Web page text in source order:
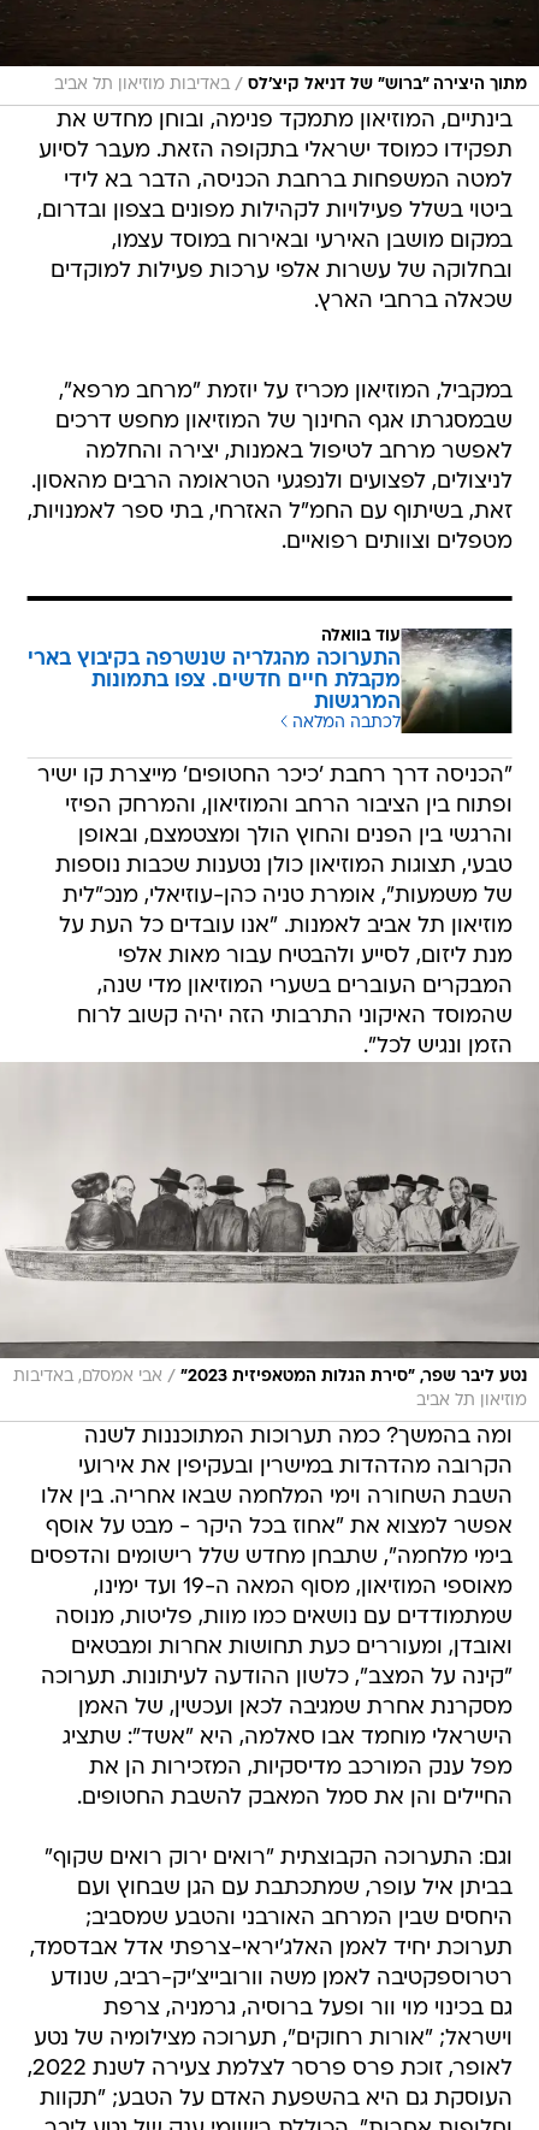
מתוך היצירה "ברוש" של דניאל קיצ'לס / באדיבות מוזיאון תל אביב
בינתיים, המוזיאון מתמקד פנימה, ובוחן מחדש את
תפקידו כמוסד ישראלי בתקופה הזאת. מעבר לסיוע
למטה המשפחות ברחבת הכניסה, הדבר בא לידי
ביטוי בשלל פעילויות לקהילות מפונים בצפון ובדרום,
במקום מושבן האירעי ובאירוח במוסד עצמו,
ובחלוקה של עשרות אלפי ערכות פעילות למוקדים
שכאלה ברחבי הארץ.
במקביל, המוזיאון מכריז על יוזמת "מרחב מרפא",
שבמסגרתו אגף החינוך של המוזיאון מחפש דרכים
לאפשר מרחב לטיפול באמנות, יצירה והחלמה
לניצולים, לפצועים ולנפגעי הטראומה הרבים מהאסון.
זאת, בשיתוף עם החמ"ל האזרחי, בתי ספר לאמנויות,
מטפלים וצוותים רפואיים.
עוד בוואלה
התערוכה מהגלריה שנשרפה בקיבוץ בארי
מקבלת חיים חדשים. צפו בתמונות
המרגשות
לכתבה המלאה
"הכניסה דרך רחבת 'כיכר החטופים' מייצרת קו ישיר
ופתוח בין הציבור הרחב והמוזיאון, והמרחק הפיזי
והרגשי בין הפנים והחוץ הולך ומצטמצם, ובאופן
טבעי, תצוגות המוזיאון כולן נטענות שכבות נוספות
של משמעות", אומרת טניה כהן-עוזיאלי, מנכ"לית
מוזיאון תל אביב לאמנות. "אנו עובדים כל העת על
מנת ליזום, לסייע ולהבטיח עבור מאות אלפי
המבקרים העוברים בשערי המוזיאון מדי שנה,
שהמוסד האיקוני התרבותי הזה יהיה קשוב לרוח
הזמן ונגיש לכל".
נטע ליבר שפר, "סירת הגלות המטאפיזית 2023" / אבי אמסלם, באדיבות
מוזיאון תל אביב
ומה בהמשך? כמה תערוכות המתוכננות לשנה
הקרובה מהדהדות במישרין ובעקיפין את אירועי
השבת השחורה וימי המלחמה שבאו אחריה. בין אלו
אפשר למצוא את "אחוז בכל היקר - מבט על אוסף
בימי מלחמה", שתבחן מחדש שלל רישומים והדפסים
מאוספי המוזיאון, מסוף המאה ה-19 ועד ימינו,
שמתמודדים עם נושאים כמו מוות, פליטות, מנוסה
ואובדן, ומעוררים כעת תחושות אחרות ומבטאים
"קינה על המצב", כלשון ההודעה לעיתונות. תערוכה
מסקרנת אחרת שמגיבה לכאן ועכשין, של האמן
הישראלי מוחמד אבו סאלמה, היא "אשד": שתציג
מפל ענק המורכב מדיסקיות, המזכירות הן את
החיילים והן את סמל המאבק להשבת החטופים.
וגם: התערוכה הקבוצתית "רואים ירוק רואים שקוף"
בביתן איל עופר, שמתכתבת עם הגן שבחוץ ועם
היחסים שבין המרחב האורבני והטבע שמסביב;
תערוכת יחיד לאמן האלג'יראי-צרפתי אדל אבדסמד,
רטרוספקטיבה לאמן משה וורובייצ'יק-רביב, שנודע
גם בכינוי מוי וור ופעל ברוסיה, גרמניה, צרפת
וישראל; "אורות רחוקים", תערוכה מצילומיה של נטע
לאופר, זוכת פרס פרסר לצלמת צעירה לשנת 2022,
העוסקת גם היא בהשפעת האדם על הטבע; "תקוות